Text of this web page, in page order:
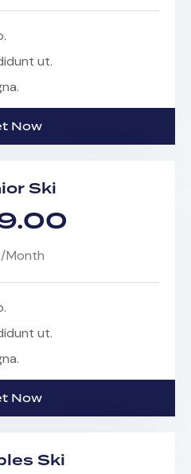
ut.
Now
Ski
Month
ut.
Now
Ski